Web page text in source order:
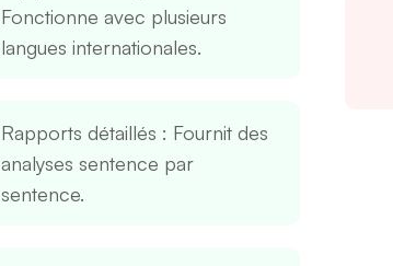
Fonctionne avec plusieurs
langues internationales.
Rapports détaillés : Fournit des
analyses sentence par
sentence.